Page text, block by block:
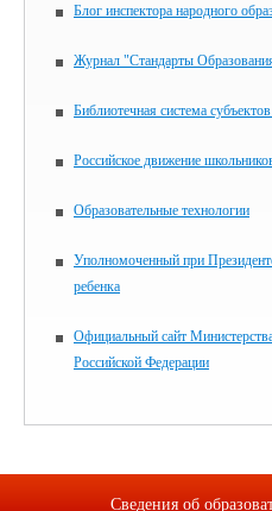
Блог инспектора народного
Журнал "Стандарты
Библиотечная система
Российское движение
Образовательные технологии
Уполномоченный при
ребенка
Официальный сайт
Российской Федерации
Сведения об